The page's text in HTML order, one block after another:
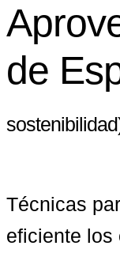
de
Técnicas
eficiente los